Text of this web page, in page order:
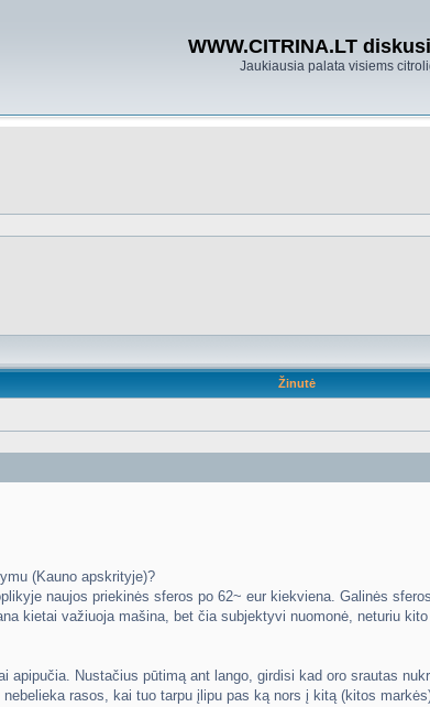
WWW.CITRINA.LT
Jaukiausia palata visiems
Žinutė
(Kauno apskrityje)?
naujos priekinės sferos po 62~ eur kiekviena. Galinės
kietai važiuoja mašina, bet čia subjektyvi nuomonė, neturiu
apipučia. Nustačius pūtimą ant lango, girdisi kad oro srautas
rasos, kai tuo tarpu įlipu pas ką nors į kitą (kitos